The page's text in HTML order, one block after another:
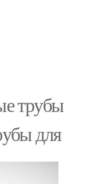
трубы
для